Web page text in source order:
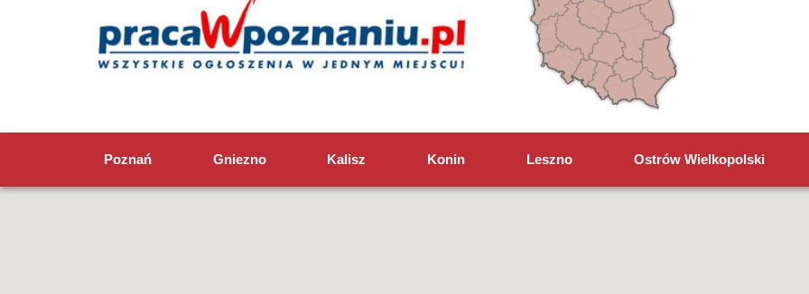
Poznań Gniezno Kalisz Konin Leszno Ostrów Wielkopolski